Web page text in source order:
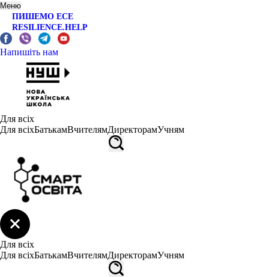
Меню
ПИШЕМО ЕСЕ
RESILIENCE.HELP
Напишіть нам
Для всіх
Для всіхБатькамВчителямДиректорамУчням
Для всіх
Для всіхБатькамВчителямДиректорамУчням